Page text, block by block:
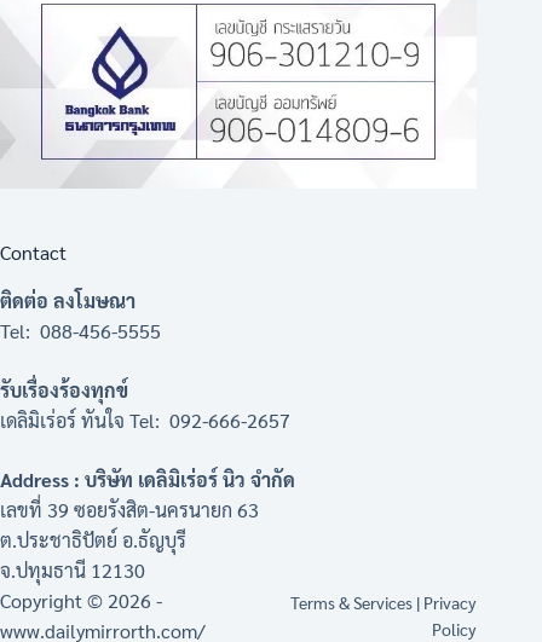
Contact
ติดต่อ ลงโมษณา
Tel: 088-456-5555
รับเรื่องร้องทุกข์
เดลิมิเร่อร์ ทันใจ Tel: 092-666-2657
Address : บริษัท เดลิมิเร่อร์ นิว จำกัด
เลขที่ 39 ซอยรังสิต-นครนายก 63
ต.ประชาธิปัตย์ อ.ธัญบุรี
จ.ปทุมธานี 12130
Copyright © 2026 -
www.dailymirrorth.com/
Terms & Services | Privacy
Policy